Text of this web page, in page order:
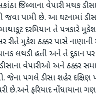
જિલ્લાના વેપારી મથક
પામી છે. આ ઘટનામાં
દરમિયાન તે પત્રકારે
રીતે મુકેશ ઠક્કર પાસે
લથડી હતી અને તે દુકાન પર
વેપારીઓ અને ઠક્કર
જેના પગલે ​ડીસા શહેર
છે.અને ફરિયાદ નોંધાયાના